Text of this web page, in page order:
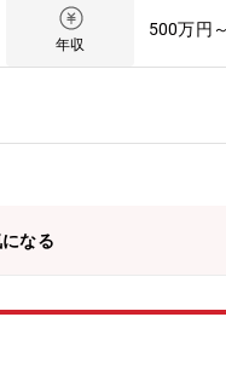
活かしていただきます
培った企業理解や地域ネ
支援に携われます。■再
のプロセスを担当でき
に取り組みます。経営
業再生、M&A、PMI、事
年収
500万円
なる